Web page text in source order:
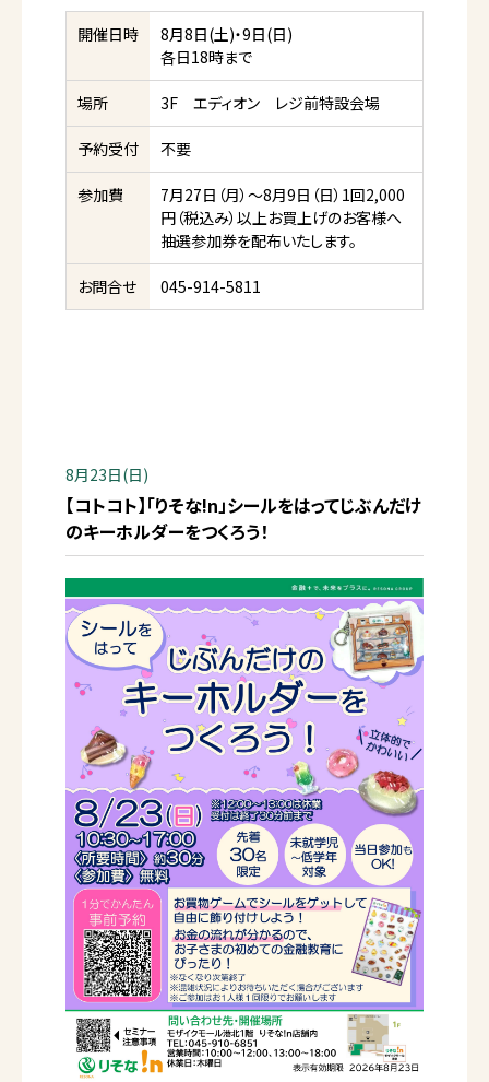
開催日時
8月8日(土)・9日(日)
各日18時まで
場所 3F エディオン レジ前特設会場
予約受付 不要
参加費
7月27日（月）～8月9日（日）1回2,000
円（税込み）以上お買上げのお客様へ
抽選参加券を配布いたします。
お問合せ 045-914-5811
8月23日(日)
【コトコト】「りそな!n」シールをはってじぶんだけ
のキーホルダーをつくろう！